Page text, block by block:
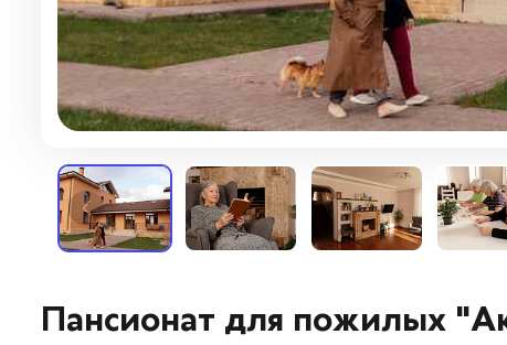
Пансионат для пожилых